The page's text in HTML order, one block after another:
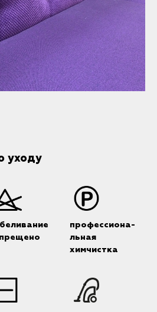
уходу
профессиона-
льная
химчистка